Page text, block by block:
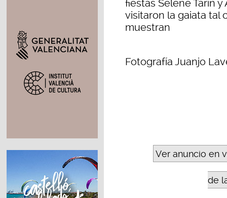
fiestas Selene Tarín
visitaron la gaiata tal
muestran
Fotografía Juanjo
Ver anuncio en
de